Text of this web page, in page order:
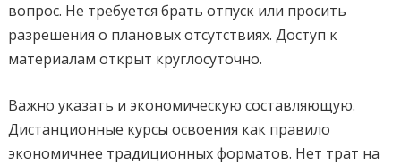
вопрос. Не требуется брать отпуск или просить
разрешения о плановых отсутствиях. Доступ к
материалам открыт круглосуточно.
Важно указать и экономическую составляющую.
Дистанционные курсы освоения как правило
экономичнее традиционных форматов. Нет трат на